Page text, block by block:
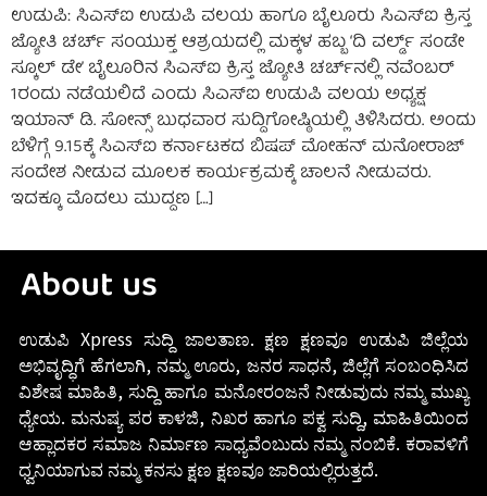
ಉಡುಪಿ: ಸಿಎಸ್‌ಐ ಉಡುಪಿ ವಲಯ ಹಾಗೂ ಬೈಲೂರು ಸಿಎಸ್‌ಐ ಕ್ರಿಸ್ತ
ಜ್ಯೋತಿ ಚರ್ಚ್‌ ಸಂಯುಕ್ತ ಆಶ್ರಯದಲ್ಲಿ ಮಕ್ಕಳ ಹಬ್ಬ ‘ದಿ ವರ್ಲ್ಡ್‌ ಸಂಡೇ
ಸ್ಕೂಲ್‌ ಡೇ’ ಬೈಲೂರಿನ ಸಿಎಸ್‌ಐ ಕ್ರಿಸ್ತ ಜ್ಯೋತಿ ಚರ್ಚ್‌ನಲ್ಲಿ ನವೆಂಬರ್‌
1ರಂದು ನಡೆಯಲಿದೆ ಎಂದು ಸಿಎಸ್‌ಐ ಉಡುಪಿ ವಲಯ ಅಧ್ಯಕ್ಷ
ಇಯಾನ್‌ ಡಿ. ಸೋನ್ಸ್‌ ಬುಧವಾರ ಸುದ್ದಿಗೋಷ್ಠಿಯಲ್ಲಿ ತಿಳಿಸಿದರು. ಅಂದು
ಬೆಳಿಗ್ಗೆ 9.15ಕ್ಕೆ ಸಿಎಸ್‌ಐ ಕರ್ನಾಟಕದ ಬಿಷಪ್‌ ಮೋಹನ್‌ ಮನೋರಾಜ್‌
ಸಂದೇಶ ನೀಡುವ ಮೂಲಕ ಕಾರ್ಯಕ್ರಮಕ್ಕೆ ಚಾಲನೆ ನೀಡುವರು.
ಇದಕ್ಕೂ ಮೊದಲು ಮುದ್ದಣ […]
About us
ಉಡುಪಿ Xpress ಸುದ್ದಿ ಜಾಲತಾಣ. ಕ್ಷಣ ಕ್ಷಣವೂ ಉಡುಪಿ ಜಿಲ್ಲೆಯ
ಅಭಿವೃದ್ಧಿಗೆ ಹೆಗಲಾಗಿ, ನಮ್ಮ ಊರು, ಜನರ ಸಾಧನೆ, ಜಿಲ್ಲೆಗೆ ಸಂಬಂಧಿಸಿದ
ವಿಶೇಷ ಮಾಹಿತಿ, ಸುದ್ದಿ ಹಾಗೂ ಮನೋರಂಜನೆ ನೀಡುವುದು ನಮ್ಮ ಮುಖ್ಯ
ಧ್ಯೇಯ. ಮನುಷ್ಯ ಪರ ಕಾಳಜಿ, ನಿಖರ ಹಾಗೂ ಪಕ್ವ ಸುದ್ದಿ, ಮಾಹಿತಿಯಿಂದ
ಆಹ್ಲಾದಕರ ಸಮಾಜ ನಿರ್ಮಾಣ ಸಾಧ್ಯವೆಂಬುದು ನಮ್ಮ ನಂಬಿಕೆ. ಕರಾವಳಿಗೆ
ಧ್ವನಿಯಾಗುವ ನಮ್ಮ ಕನಸು ಕ್ಷಣ ಕ್ಷಣವೂ ಜಾರಿಯಲ್ಲಿರುತ್ತದೆ.